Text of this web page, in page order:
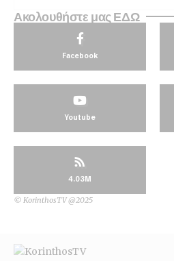
Ακολουθήστε μας ΕΔΩ
Facebook
Youtube
4.03M
© KorinthosTV @2025